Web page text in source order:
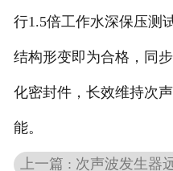
行1.5倍工作水深保压测
结构形变即为合格，同
化密封件，长效维持次
能。
上一篇 : 次声波发生器